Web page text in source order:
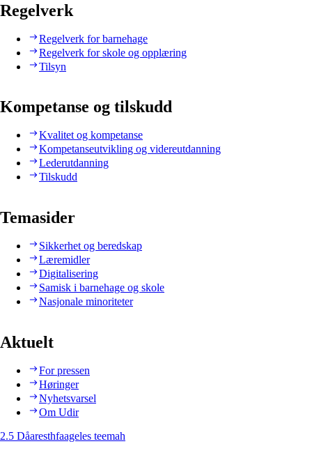
Regelverk
Regelverk for barnehage
Regelverk for skole og opplæring
Tilsyn
Kompetanse og tilskudd
Kvalitet og kompetanse
Kompetanseutvikling og videreutdanning
Lederutdanning
Tilskudd
Temasider
Sikkerhet og beredskap
Læremidler
Digitalisering
Samisk i barnehage og skole
Nasjonale minoriteter
Aktuelt
For pressen
Høringer
Nyhetsvarsel
Om Udir
2.5 Dåaresthfaageles teemah